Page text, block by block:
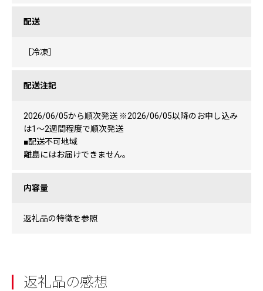
配送
［冷凍］
配送注記
2026/06/05から順次発送 ※2026/06/05以降のお申し込み
は1〜2週間程度で順次発送
■配送不可地域
離島にはお届けできません。
内容量
返礼品の特徴を参照
返礼品の感想